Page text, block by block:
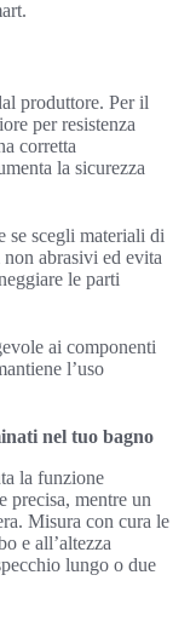
produttore. Per il
per resistenza
corretta
la sicurezza
se scegli materiali di
abrasivi ed evita
le parti
ai componenti
l’uso
nel tuo bagno
la funzione
precisa, mentre un
Misura con cura le
e all’altezza
lungo o due